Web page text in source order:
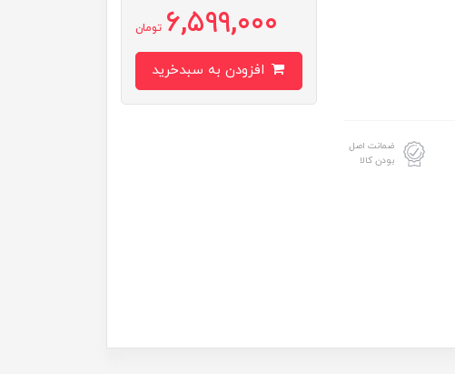
ضمانت اصل
بودن کالا
6,599,000 تومان